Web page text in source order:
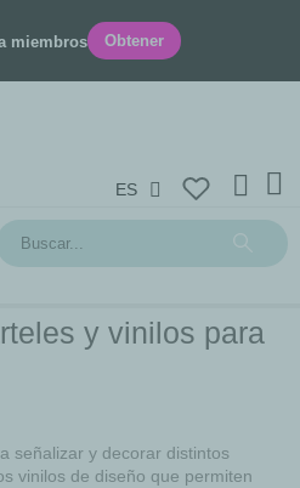
miembros Obtener
ES
y vinilos para
señalizar y decorar distintos
vinilos de diseño que permiten